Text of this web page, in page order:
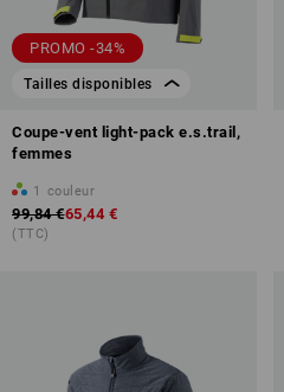
PROMO -34%
Tailles disponibles
Coupe-vent light-pack e.s.trail,
femmes
1 couleur
99,84 €65,44 €
(TTC)